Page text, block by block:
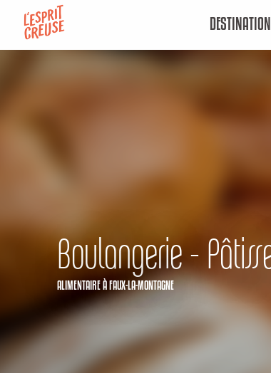
contenu
Boulangerie -
ALIMENTAIREÀ FAUX-LA-MONTAGNE